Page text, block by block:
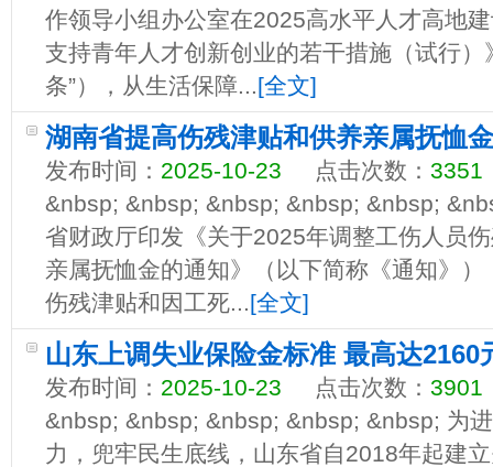
作领导小组办公室在2025高水平人才高地
支持青年人才创新创业的若干措施（试行）
条”），从生活保障...[全文]
湖南省提高伤残津贴和供养亲属抚恤金
发布时间： 2025-10-23 点击次数： 3351
&nbsp; &nbsp; &nbsp; &nbsp; &nbsp;
省财政厅印发《关于2025年调整工伤人员
亲属抚恤金的通知》（以下简称《通知》
伤残津贴和因工死...[全文]
山东上调失业保险金标准 最高达2160
发布时间： 2025-10-23 点击次数： 3901
&nbsp; &nbsp; &nbsp; &nbsp; &nbsp; 为
力，兜牢民生底线，山东省自2018年起建